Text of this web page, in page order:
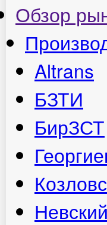
Обзор
Altrans
БЗТИ
БирЗСТ